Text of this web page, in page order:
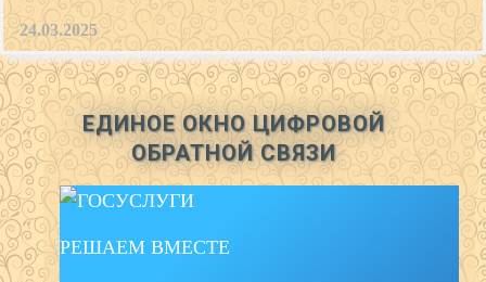
24.03.2025
ЕДИНОЕ ОКНО ЦИФРОВОЙ
ОБРАТНОЙ СВЯЗИ
РЕШАЕМ ВМЕСТЕ